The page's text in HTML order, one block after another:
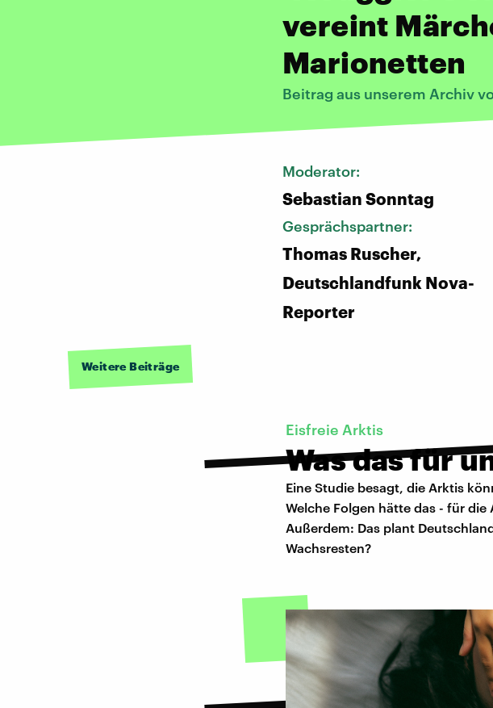
vereint
Marionetten
Beitrag aus unserem Archiv
Moderator:
Sebastian Sonntag
Gesprächspartner:
Thomas Ruscher,
Deutschlandfunk Nova-
Reporter
Weitere Beiträge
Eisfreie Arktis
Was das für
Eine Studie besagt, die Arktis
Welche Folgen hätte das - für
Außerdem: Das plant
Wachsresten?